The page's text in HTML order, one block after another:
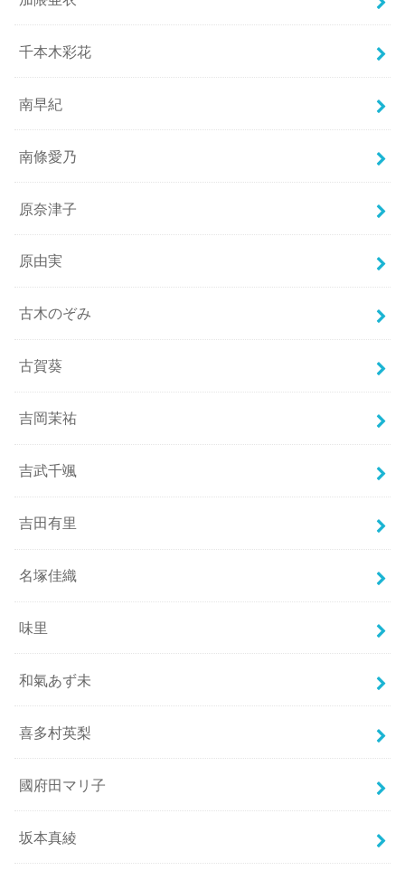
千本木彩花
南早紀
南條愛乃
原奈津子
原由実
古木のぞみ
古賀葵
吉岡茉祐
吉武千颯
吉田有里
名塚佳織
味里
和氣あず未
喜多村英梨
國府田マリ子
坂本真綾